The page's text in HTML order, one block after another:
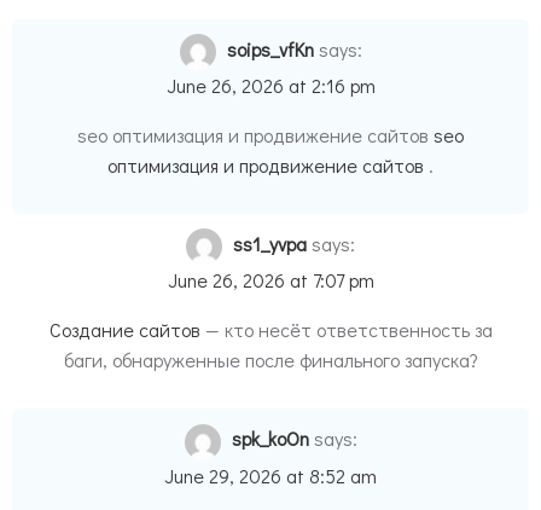
soips_vfKn says:
June 26, 2026 at 2:16 pm
seo оптимизация и продвижение сайтов seo
оптимизация и продвижение сайтов .
ss1_yvpasays:
June 26, 2026 at 7:07 pm
Создание сайтов — кто несёт ответственность за
баги, обнаруженные после финального запуска?
spk_koOn says:
June 29, 2026 at 8:52 am